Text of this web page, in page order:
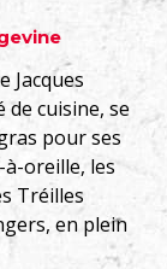
Jacques
de cuisine, se
pour ses
à-oreille, les
Tréilles
en plein